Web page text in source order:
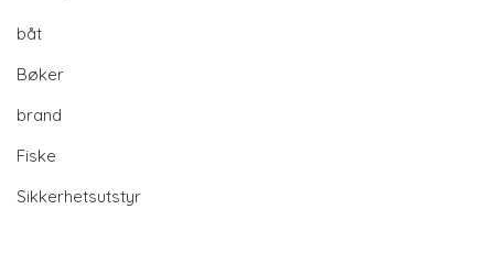
båt
Bøker
brand
Fiske
Sikkerhetsutstyr